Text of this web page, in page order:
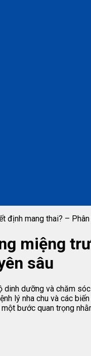
mang thai? –
miệng
sâu
dưỡng và chăm
lý nha chu và các
bước quan trọng